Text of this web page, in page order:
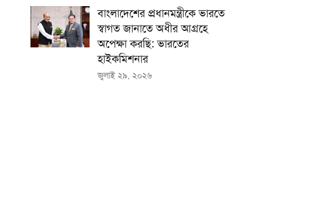
বাংলাদেশের প্রধানমন্ত্রীকে ভারতে
স্বাগত জানাতে অধীর আগ্রহে
অপেক্ষা কর‌ছি: ভারতের
হাইকমিশনার
জুলাই ২৯, ২০২৬